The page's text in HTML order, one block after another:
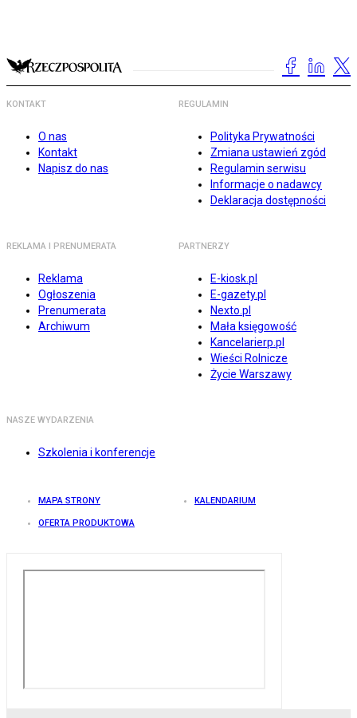
KONTAKT
O nas
Kontakt
Napisz do nas
REGULAMIN
Polityka Prywatności
Zmiana ustawień zgód
Regulamin serwisu
Informacje o nadawcy
Deklaracja dostępności
REKLAMA I PRENUMERATA
Reklama
Ogłoszenia
Prenumerata
Archiwum
PARTNERZY
E-kiosk.pl
E-gazety.pl
Nexto.pl
Mała księgowość
Kancelarierp.pl
Wieści Rolnicze
Życie Warszawy
NASZE WYDARZENIA
Szkolenia i konferencje
MAPA STRONY KALENDARIUM
OFERTA PRODUKTOWA